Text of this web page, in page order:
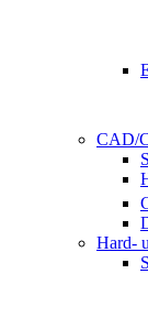
CAD/
Hard-